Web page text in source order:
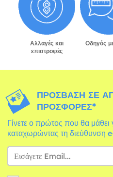
Αλλαγές και
επιστροφές
Οδηγός
ΠΡΌΣΒΑΣΗ ΣΕ
ΠΡΟΣΦΟΡΈΣ*
Γίνετε ο πρώτος που θα μάθει
καταχωρώντας τη διεύθυνση